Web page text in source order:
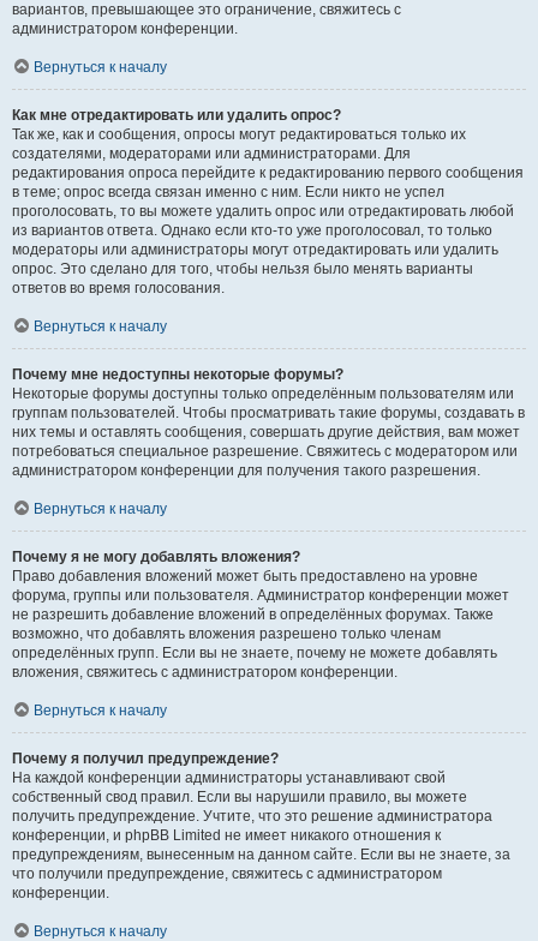
вариантов, превышающее это ограничение, свяжитесь с
администратором конференции.
Вернуться к началу
Как мне отредактировать или удалить опрос?
Так же, как и сообщения, опросы могут редактироваться только их
создателями, модераторами или администраторами. Для
редактирования опроса перейдите к редактированию первого сообщения
в теме; опрос всегда связан именно с ним. Если никто не успел
проголосовать, то вы можете удалить опрос или отредактировать любой
из вариантов ответа. Однако если кто-то уже проголосовал, то только
модераторы или администраторы могут отредактировать или удалить
опрос. Это сделано для того, чтобы нельзя было менять варианты
ответов во время голосования.
Вернуться к началу
Почему мне недоступны некоторые форумы?
Некоторые форумы доступны только определённым пользователям или
группам пользователей. Чтобы просматривать такие форумы, создавать в
них темы и оставлять сообщения, совершать другие действия, вам может
потребоваться специальное разрешение. Свяжитесь с модератором или
администратором конференции для получения такого разрешения.
Вернуться к началу
Почему я не могу добавлять вложения?
Право добавления вложений может быть предоставлено на уровне
форума, группы или пользователя. Администратор конференции может
не разрешить добавление вложений в определённых форумах. Также
возможно, что добавлять вложения разрешено только членам
определённых групп. Если вы не знаете, почему не можете добавлять
вложения, свяжитесь с администратором конференции.
Вернуться к началу
Почему я получил предупреждение?
На каждой конференции администраторы устанавливают свой
собственный свод правил. Если вы нарушили правило, вы можете
получить предупреждение. Учтите, что это решение администратора
конференции, и phpBB Limited не имеет никакого отношения к
предупреждениям, вынесенным на данном сайте. Если вы не знаете, за
что получили предупреждение, свяжитесь с администратором
конференции.
Вернуться к началу